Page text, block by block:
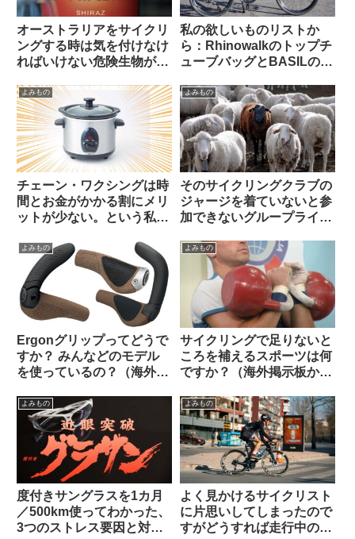
オーストラリアをサイクリ
ングする時は気を付けなけ
ればいけない危険生物がい
い】
私の欲しいものリストか
ら：Rhinowalkのトップチ
ューブバッグとBASILのポ
ア
よみもの
チェーン・ワクシングは時
間とお金がかかる割にメリ
ットが少ない。という私の
ト？】（海外掲示板から）
よみもの
そのサイクリングクラブの
ジャージを着ていないと参
加できないグループライド
板から）
よみもの
Ergonグリップってどうで
すか？ みんなどのモデル
を使っているの？（海外掲
よみもの
サイクリングで足りないと
ころを補えるスポーツは何
ですか？（海外掲示板か
よみもの
度付きサングラスを1カ月
／500km使ってわかった、
3つのストレス要因と対策
よみもの
よく見かけるサイクリスト
に片思いしてしまったので
すがどうすれば走行中の彼